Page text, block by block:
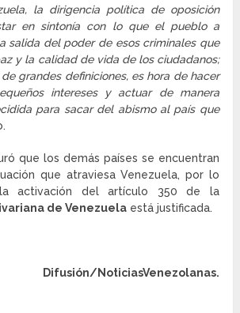
la dirigencia política de oposición
en sintonía con lo que el pueblo a
salida del poder de esos criminales que
y la calidad de vida de los ciudadanos;
grandes definiciones, es hora de hacer
intereses y actuar de manera
para sacar del abismo al país que
que los demás países se encuentran
que atraviesa Venezuela, por lo
activación del artículo 350 de la
de Venezuela está justificada.
Difusión/NoticiasVenezolanas.